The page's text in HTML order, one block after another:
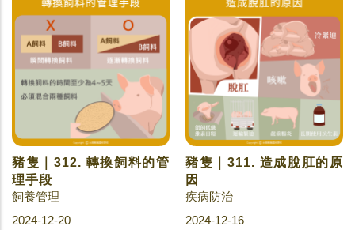
豬隻｜312. 轉換飼料的管
理手段
飼養管理
2024-12-20
豬隻｜311. 造成脫肛的原
因
疾病防治
2024-12-16